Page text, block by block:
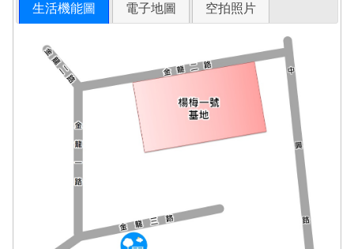
生活機能圖 電子地圖 空拍照片